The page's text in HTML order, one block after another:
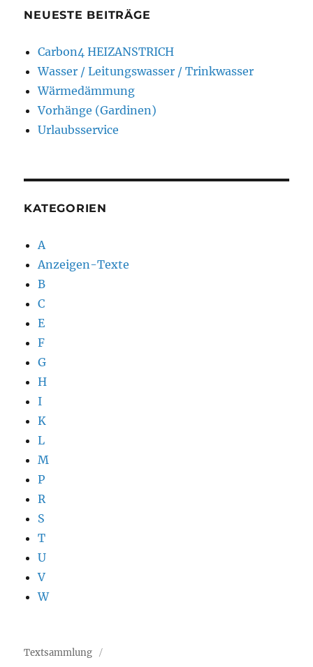
NEUESTE BEITRÄGE
Carbon4 HEIZANSTRICH
Wasser / Leitungswasser / Trinkwasser
Wärmedämmung
Vorhänge (Gardinen)
Urlaubsservice
KATEGORIEN
A
Anzeigen-Texte
B
C
E
F
G
H
I
K
L
M
P
R
S
T
U
V
W
Textsammlung